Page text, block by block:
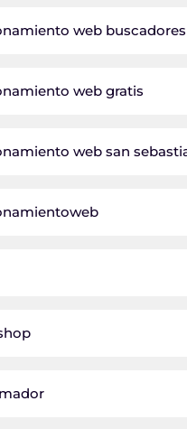
web buscadores
web gratis
web san